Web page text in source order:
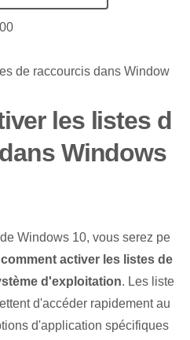
les listes d
Windows
Windows 10, vous serez pe
comment activer les listes de
d'exploitation. Les liste
d'accéder rapidement au
d'application spécifiques